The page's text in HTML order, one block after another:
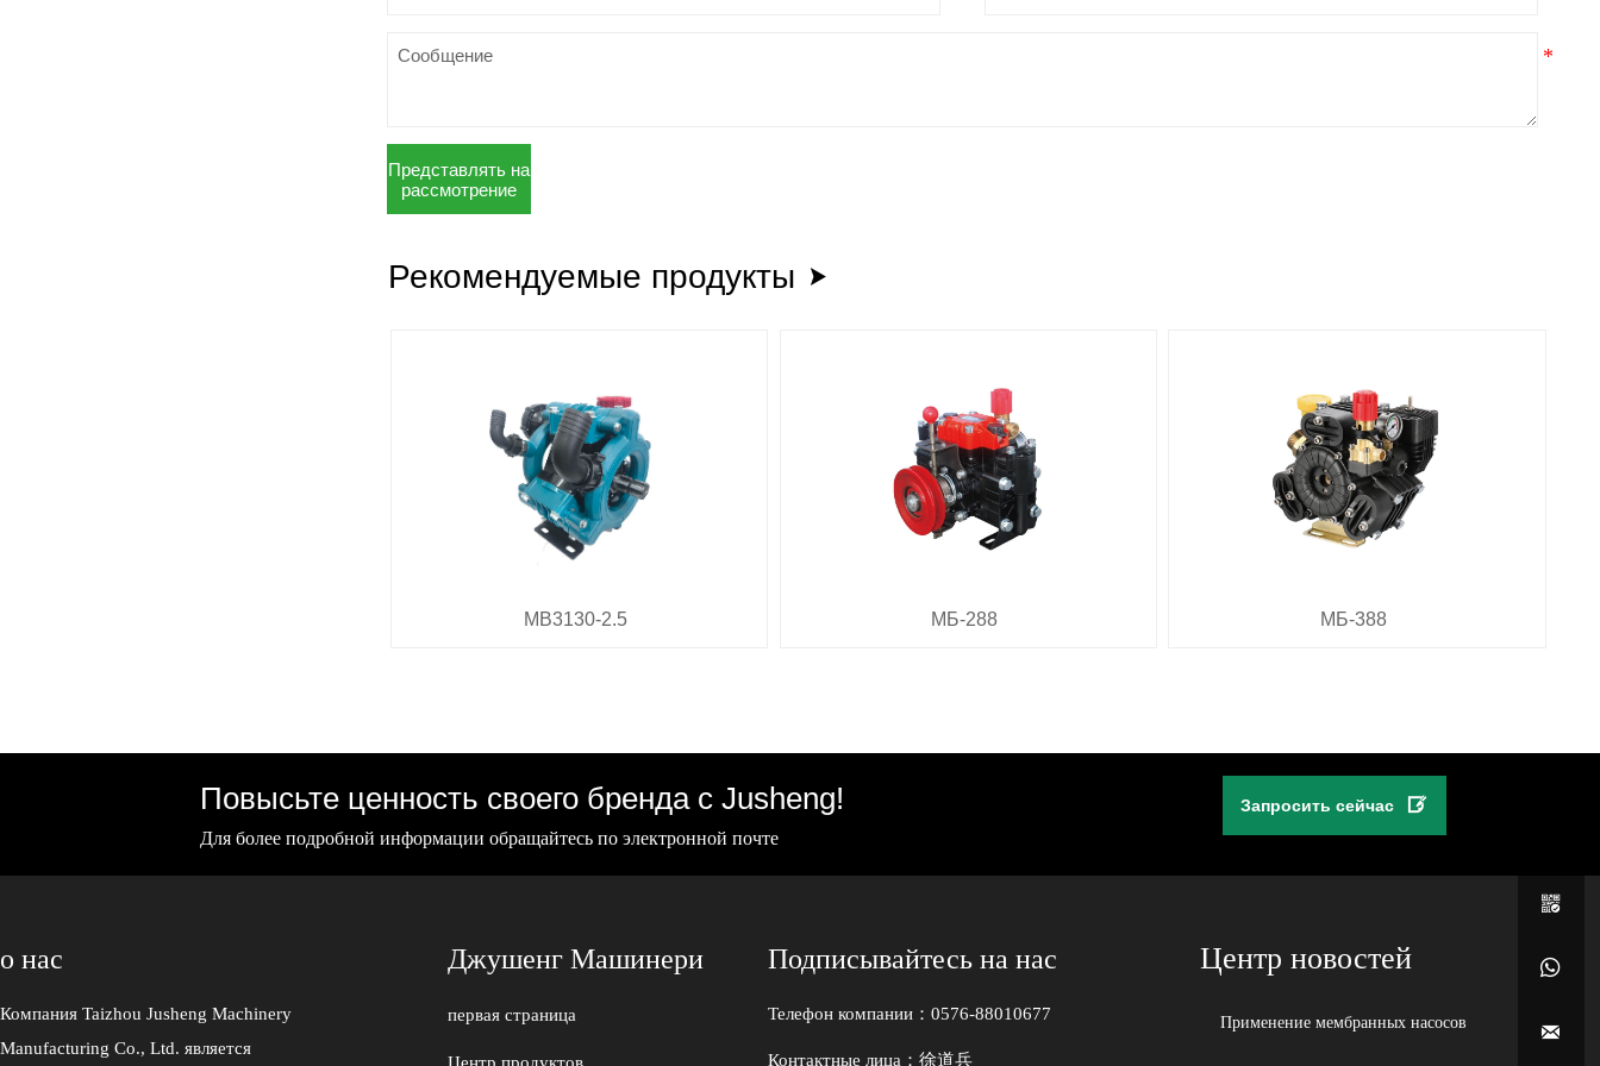
Представлять на
рассмотрение
Рекомендуемые продукты 
MB3130-2.5 МБ-288 МБ-388
Повысьте ценность своего бренда с Jusheng!
Для более подробной информации обращайтесь по электронной почте
Запросить сейчас 
о нас
Компания Taizhou Jusheng Machinery
Manufacturing Co., Ltd. является
Джушенг Машинери
первая страница
Подписывайтесь на нас
Телефон компании：0576-88010677
Контактные лица：徐道兵
Центр новостей
Применение мембранных насосов


